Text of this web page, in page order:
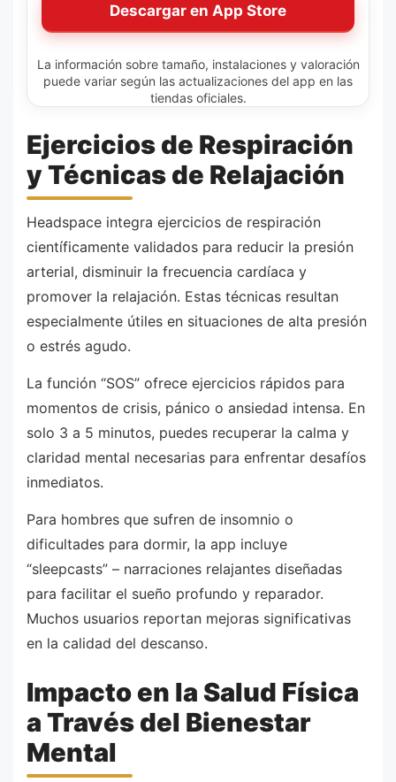
Descargar en App Store
La información sobre tamaño, instalaciones y valoración
puede variar según las actualizaciones del app en las
tiendas oficiales.
Ejercicios de Respiración
y Técnicas de Relajación
Headspace integra ejercicios de respiración
científicamente validados para reducir la presión
arterial, disminuir la frecuencia cardíaca y
promover la relajación. Estas técnicas resultan
especialmente útiles en situaciones de alta presión
o estrés agudo.
La función “SOS” ofrece ejercicios rápidos para
momentos de crisis, pánico o ansiedad intensa. En
solo 3 a 5 minutos, puedes recuperar la calma y
claridad mental necesarias para enfrentar desafíos
inmediatos.
Para hombres que sufren de insomnio o
dificultades para dormir, la app incluye
“sleepcasts” – narraciones relajantes diseñadas
para facilitar el sueño profundo y reparador.
Muchos usuarios reportan mejoras significativas
en la calidad del descanso.
Impacto en la Salud Física
a Través del Bienestar
Mental